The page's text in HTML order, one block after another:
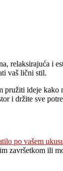
relaksirajuća i
vaš lični stil.
pružiti ideje kako
i držite sve
po vašem
završetkom ili